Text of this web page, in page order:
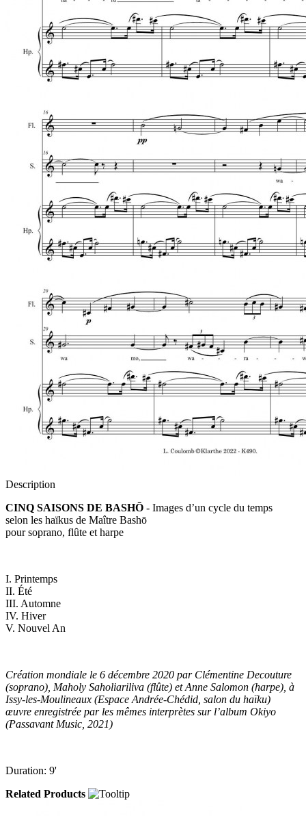
Description
CINQ SAISONS DE BASHŌ - Images d’un cycle du temps
selon les haïkus de Maître Bashō
pour soprano, flûte et harpe
I. Printemps
II. Été
III. Automne
IV. Hiver
V. Nouvel An
Création mondiale le 6 décembre 2020 par Clémentine Decouture
(soprano), Maholy Saholiariliva (flûte) et Anne Salomon (harpe), à
Issy-les-Moulineaux (Espace Andrée-Chédid, salon du haïku)
œuvre enregistrée par les mêmes interprètes sur l’album Okiyo
(Passavant Music, 2021)
Duration: 9'
Related Products